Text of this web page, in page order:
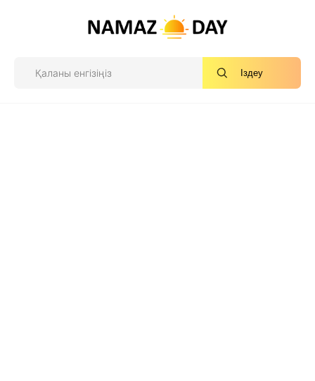
Іздеу